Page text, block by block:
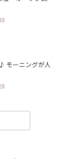
モーニングが人